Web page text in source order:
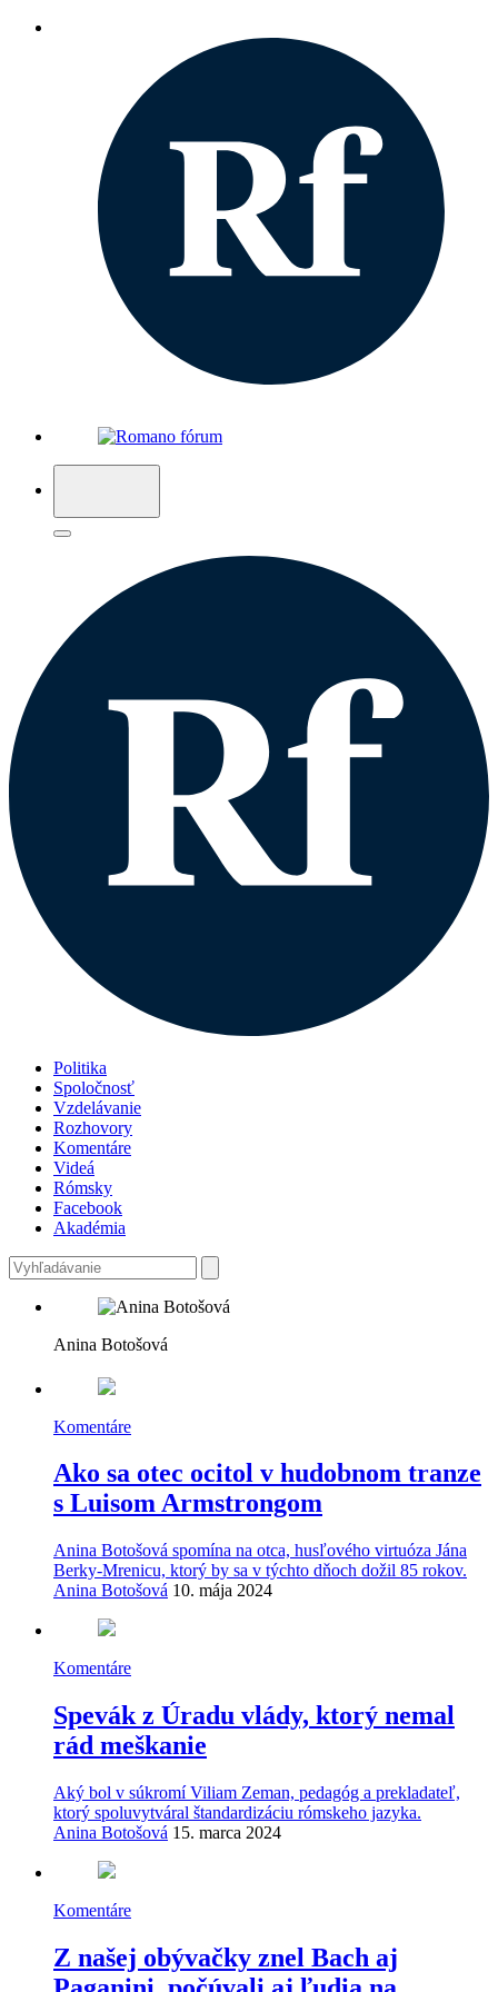
Politika
Spoločnosť
Vzdelávanie
Rozhovory
Komentáre
Videá
Rómsky
Facebook
Akadémia
Anina Botošová
Komentáre
Ako sa otec ocitol v hudobnom tranze
s Luisom Armstrongom
Anina Botošová spomína na otca, husľového virtuóza Jána
Berky-Mrenicu, ktorý by sa v týchto dňoch dožil 85 rokov.
Anina Botošová 10. mája 2024
Komentáre
Spevák z Úradu vlády, ktorý nemal
rád meškanie
Aký bol v súkromí Viliam Zeman, pedagóg a prekladateľ,
ktorý spoluvytváral štandardizáciu rómskeho jazyka.
Anina Botošová 15. marca 2024
Komentáre
Z našej obývačky znel Bach aj